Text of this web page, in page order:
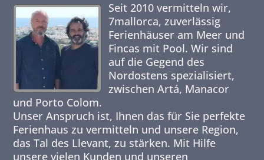
Seit 2010 vermitteln wir,
7mallorca, zuverlässig
Ferienhäuser am Meer und
Fincas mit Pool. Wir sind
auf die Gegend des
Nordostens spezialisiert,
zwischen Artá, Manacor
und Porto Colom.
Unser Anspruch ist, Ihnen das für Sie perfekte
Ferienhaus zu vermitteln und unsere Region,
das Tal des Llevant, zu stärken. Mit Hilfe
unsere vielen Kunden und unseren